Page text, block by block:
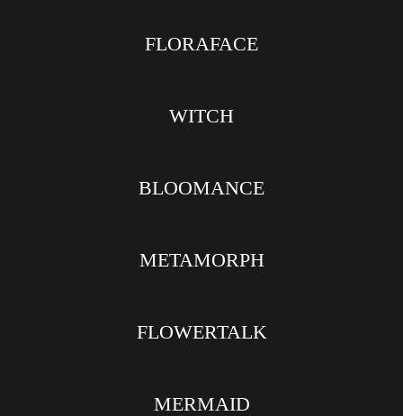
FLORAFACE
WITCH
BLOOMANCE
METAMORPH
FLOWERTALK
MERMAID